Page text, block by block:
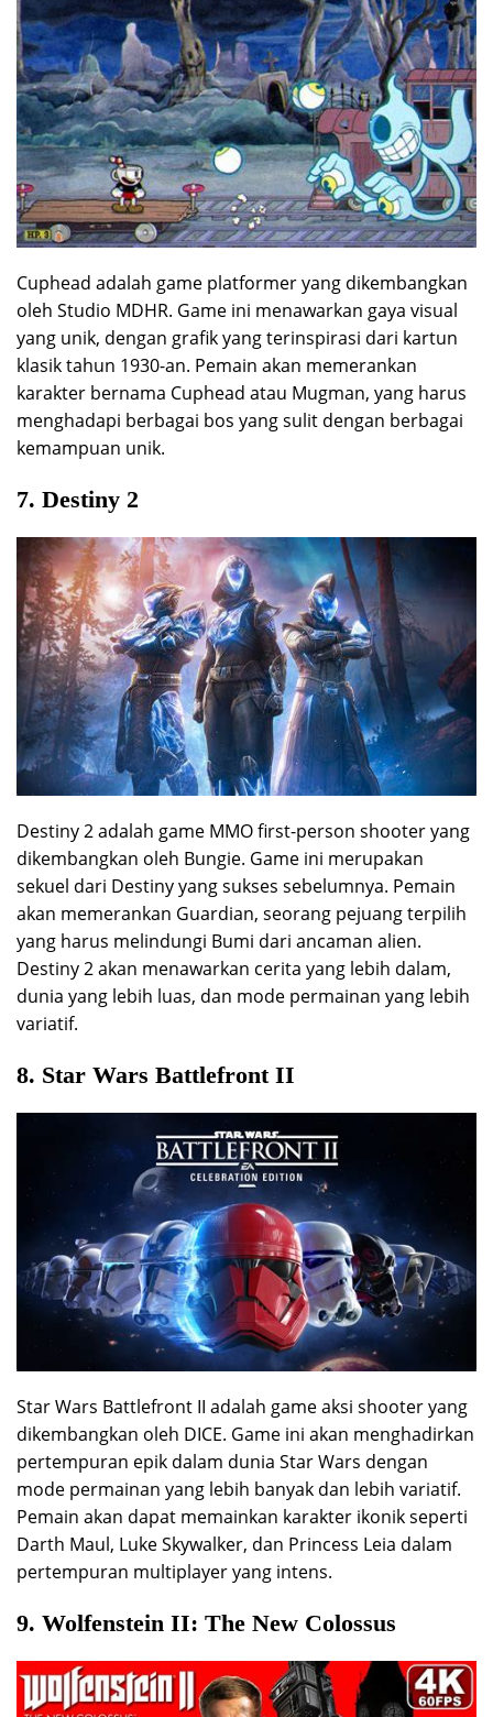
Cuphead adalah game platformer yang dikembangkan
oleh Studio MDHR. Game ini menawarkan gaya visual
yang unik, dengan grafik yang terinspirasi dari kartun
klasik tahun 1930-an. Pemain akan memerankan
karakter bernama Cuphead atau Mugman, yang harus
menghadapi berbagai bos yang sulit dengan berbagai
kemampuan unik.
7. Destiny 2
Destiny 2 adalah game MMO first-person shooter yang
dikembangkan oleh Bungie. Game ini merupakan
sekuel dari Destiny yang sukses sebelumnya. Pemain
akan memerankan Guardian, seorang pejuang terpilih
yang harus melindungi Bumi dari ancaman alien.
Destiny 2 akan menawarkan cerita yang lebih dalam,
dunia yang lebih luas, dan mode permainan yang lebih
variatif.
8. Star Wars Battlefront II
Star Wars Battlefront II adalah game aksi shooter yang
dikembangkan oleh DICE. Game ini akan menghadirkan
pertempuran epik dalam dunia Star Wars dengan
mode permainan yang lebih banyak dan lebih variatif.
Pemain akan dapat memainkan karakter ikonik seperti
Darth Maul, Luke Skywalker, dan Princess Leia dalam
pertempuran multiplayer yang intens.
9. Wolfenstein II: The New Colossus